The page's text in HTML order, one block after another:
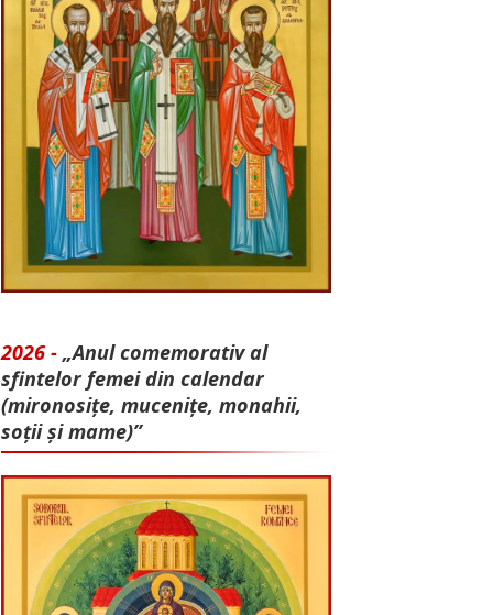
2026 - „Anul comemorativ al
sfintelor femei din calendar
(mironosițe, mu­cenițe, monahii,
soții și mame)”